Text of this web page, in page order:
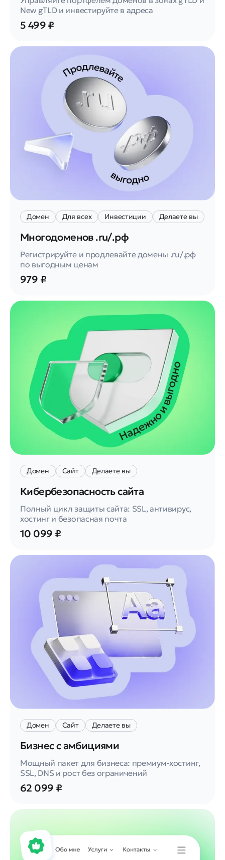
New gTLD и инвестируйте в адреса
5 499 ₽
Домен Для всех Инвестиции Делаете вы
Многодоменов .ru/.рф
Регистрируйте и продлевайте домены .ru/.рф
по выгодным ценам
979 ₽
Домен Сайт Делаете вы
Кибербезопасность сайта
Полный цикл защиты сайта: SSL, антивирус,
хостинг и безопасная почта
10 099 ₽
Домен Сайт Делаете вы
Бизнес с амбициями
Мощный пакет для бизнеса: премиум-хостинг,
SSL, DNS и рост без ограничений
62 099 ₽